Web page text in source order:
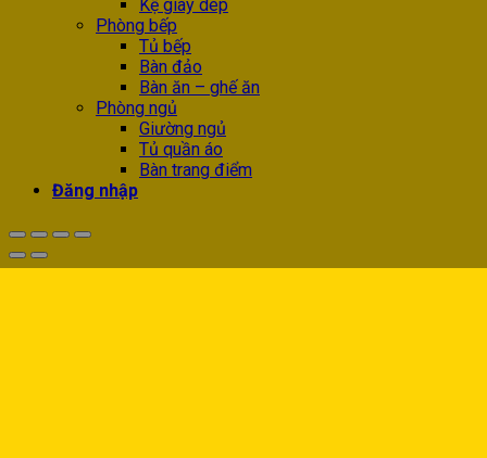
Kệ giày dép
Phòng bếp
Tủ bếp
Bàn đảo
Bàn ăn – ghế ăn
Phòng ngủ
Giường ngủ
Tủ quần áo
Bàn trang điểm
Đăng nhập